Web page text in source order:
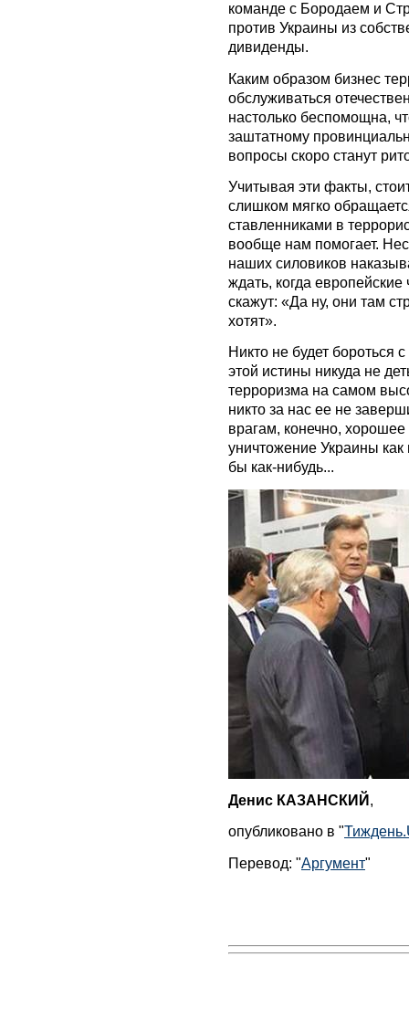
команде с Бородаем и
против Украины из
дивиденды.
Каким образом бизнес
обслуживаться
настолько беспомощна,
заштатному
вопросы скоро станут
Учитывая эти факты,
слишком мягко
ставленниками в
вообще нам помогает.
наших силовиков
ждать, когда
скажут: «Да ну, они там
хотят».
Никто не будет бороться
этой истины никуда не
терроризма на самом
никто за нас ее не
врагам, конечно,
уничтожение Украины как
бы как-нибудь...
Денис КАЗАНСКИЙ,
опубликовано в "
Перевод: "Аргумент"